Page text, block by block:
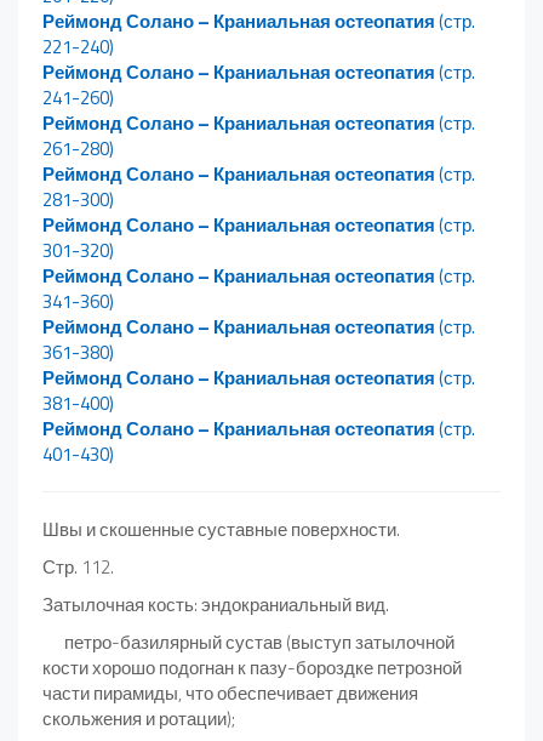
Реймонд Солано – Краниальная остеопатия(стр.
221-240)
Реймонд Солано – Краниальная остеопатия(стр.
241-260)
Реймонд Солано – Краниальная остеопатия(стр.
261-280)
Реймонд Солано – Краниальная остеопатия(стр.
281-300)
Реймонд Солано – Краниальная остеопатия(стр.
301-320)
Реймонд Солано – Краниальная остеопатия(стр.
341-360)
Реймонд Солано – Краниальная остеопатия(стр.
361-380)
Реймонд Солано – Краниальная остеопатия(стр.
381-400)
Реймонд Солано – Краниальная остеопатия(стр.
401-430)
Швы и скошенные суставные поверхности.
Стр. 112.
Затылочная кость: эндокраниальный вид.
петро-базилярный сустав (выступ затылочной
кости хорошо подогнан к пазу-бороздке петрозной
части пирамиды, что обеспечивает движения
скольжения и ротации);